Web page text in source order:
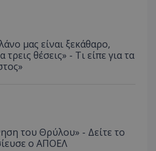
μας είναι ξεκάθαρο,
θέσεις» - Τι είπε για τα
του Θρύλου» - Δείτε το
ο ΑΠΟΕΛ